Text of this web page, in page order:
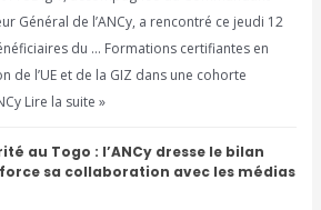
Général de l’ANCy, a rencontré ce jeudi 12
du … Formations certifiantes en
de l’UE et de la GIZ dans une cohorte
Lire la suite »
au Togo : l’ANCy dresse le bilan
sa collaboration avec les médias